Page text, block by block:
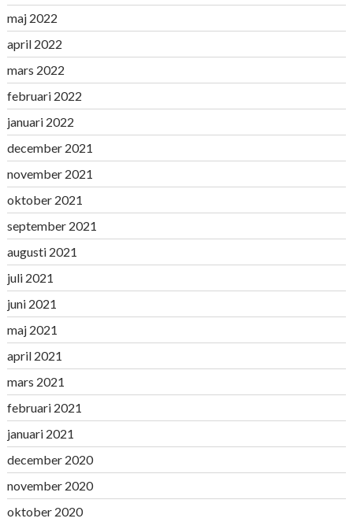
maj 2022
april 2022
mars 2022
februari 2022
januari 2022
december 2021
november 2021
oktober 2021
september 2021
augusti 2021
juli 2021
juni 2021
maj 2021
april 2021
mars 2021
februari 2021
januari 2021
december 2020
november 2020
oktober 2020